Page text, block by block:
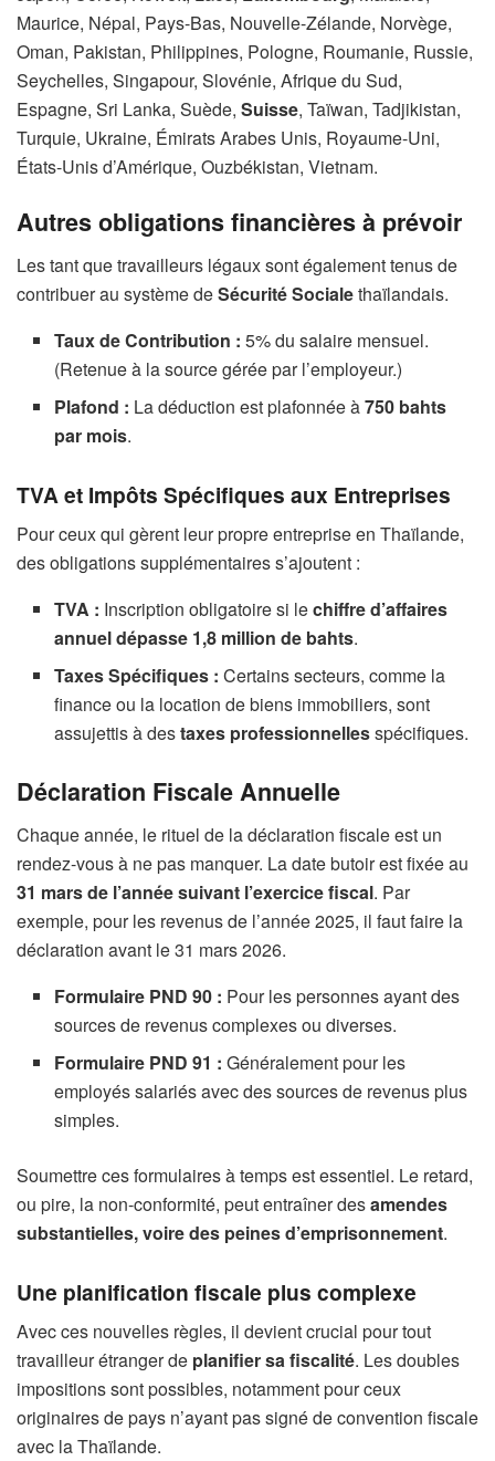
Maurice, Népal, Pays-Bas, Nouvelle-Zélande, Norvège,
Oman, Pakistan, Philippines, Pologne, Roumanie, Russie,
Seychelles, Singapour, Slovénie, Afrique du Sud,
Espagne, Sri Lanka, Suède, Suisse, Taïwan, Tadjikistan,
Turquie, Ukraine, Émirats Arabes Unis, Royaume-Uni,
États-Unis d’Amérique, Ouzbékistan, Vietnam.
Autres obligations financières à prévoir
Les tant que travailleurs légaux sont également tenus de
contribuer au système deSécurité Socialethaïlandais.
Taux de Contribution : 5% du salaire mensuel.
(Retenue à la source gérée par l’employeur.)
Plafond : La déduction est plafonnée à750 bahts
par mois.
TVA et Impôts Spécifiques aux Entreprises
Pour ceux qui gèrent leur propre entreprise en Thaïlande,
des obligations supplémentaires s’ajoutent :
TVA : Inscription obligatoire si lechiffre d’affaires
annuel dépasse 1,8 million de bahts.
Taxes Spécifiques : Certains secteurs, comme la
finance ou la location de biens immobiliers, sont
assujettis à destaxes professionnellesspécifiques.
Déclaration Fiscale Annuelle
Chaque année, le rituel de la déclaration fiscale est un
rendez-vous à ne pas manquer. La date butoir est fixée au
31 mars de l’année suivant l’exercice fiscal. Par
exemple, pour les revenus de l’année 2025, il faut faire la
déclaration avant le 31 mars 2026.
Formulaire PND 90 : Pour les personnes ayant des
sources de revenus complexes ou diverses.
Formulaire PND 91 : Généralement pour les
employés salariés avec des sources de revenus plus
simples.
Soumettre ces formulaires à temps est essentiel. Le retard,
ou pire, la non-conformité, peut entraîner desamendes
substantielles, voire des peines d’emprisonnement.
Une planification fiscale plus complexe
Avec ces nouvelles règles, il devient crucial pour tout
travailleur étranger de planifier sa fiscalité. Les doubles
impositions sont possibles, notamment pour ceux
originaires de pays n’ayant pas signé de convention fiscale
avec la Thaïlande.